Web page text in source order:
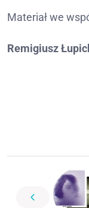
Materiał we
Remigiusz